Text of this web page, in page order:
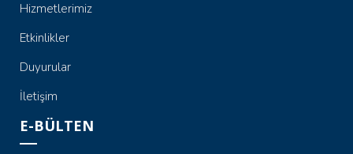
Hizmetlerimiz
Etkinlikler
Duyurular
İletişim
E-BÜLTEN